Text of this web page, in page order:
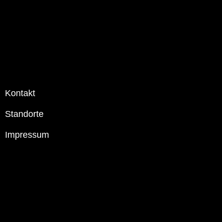
Kontakt
Standorte
Impressum